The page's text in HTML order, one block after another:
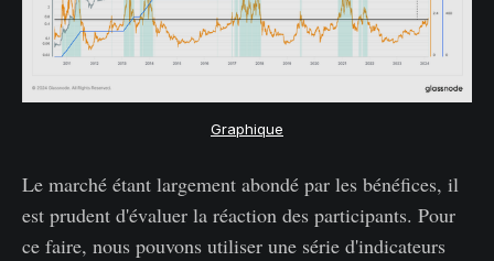
Graphique
Le marché étant largement abondé par les bénéfices, il
est prudent d'évaluer la réaction des participants. Pour
ce faire, nous pouvons utiliser une série d'indicateurs